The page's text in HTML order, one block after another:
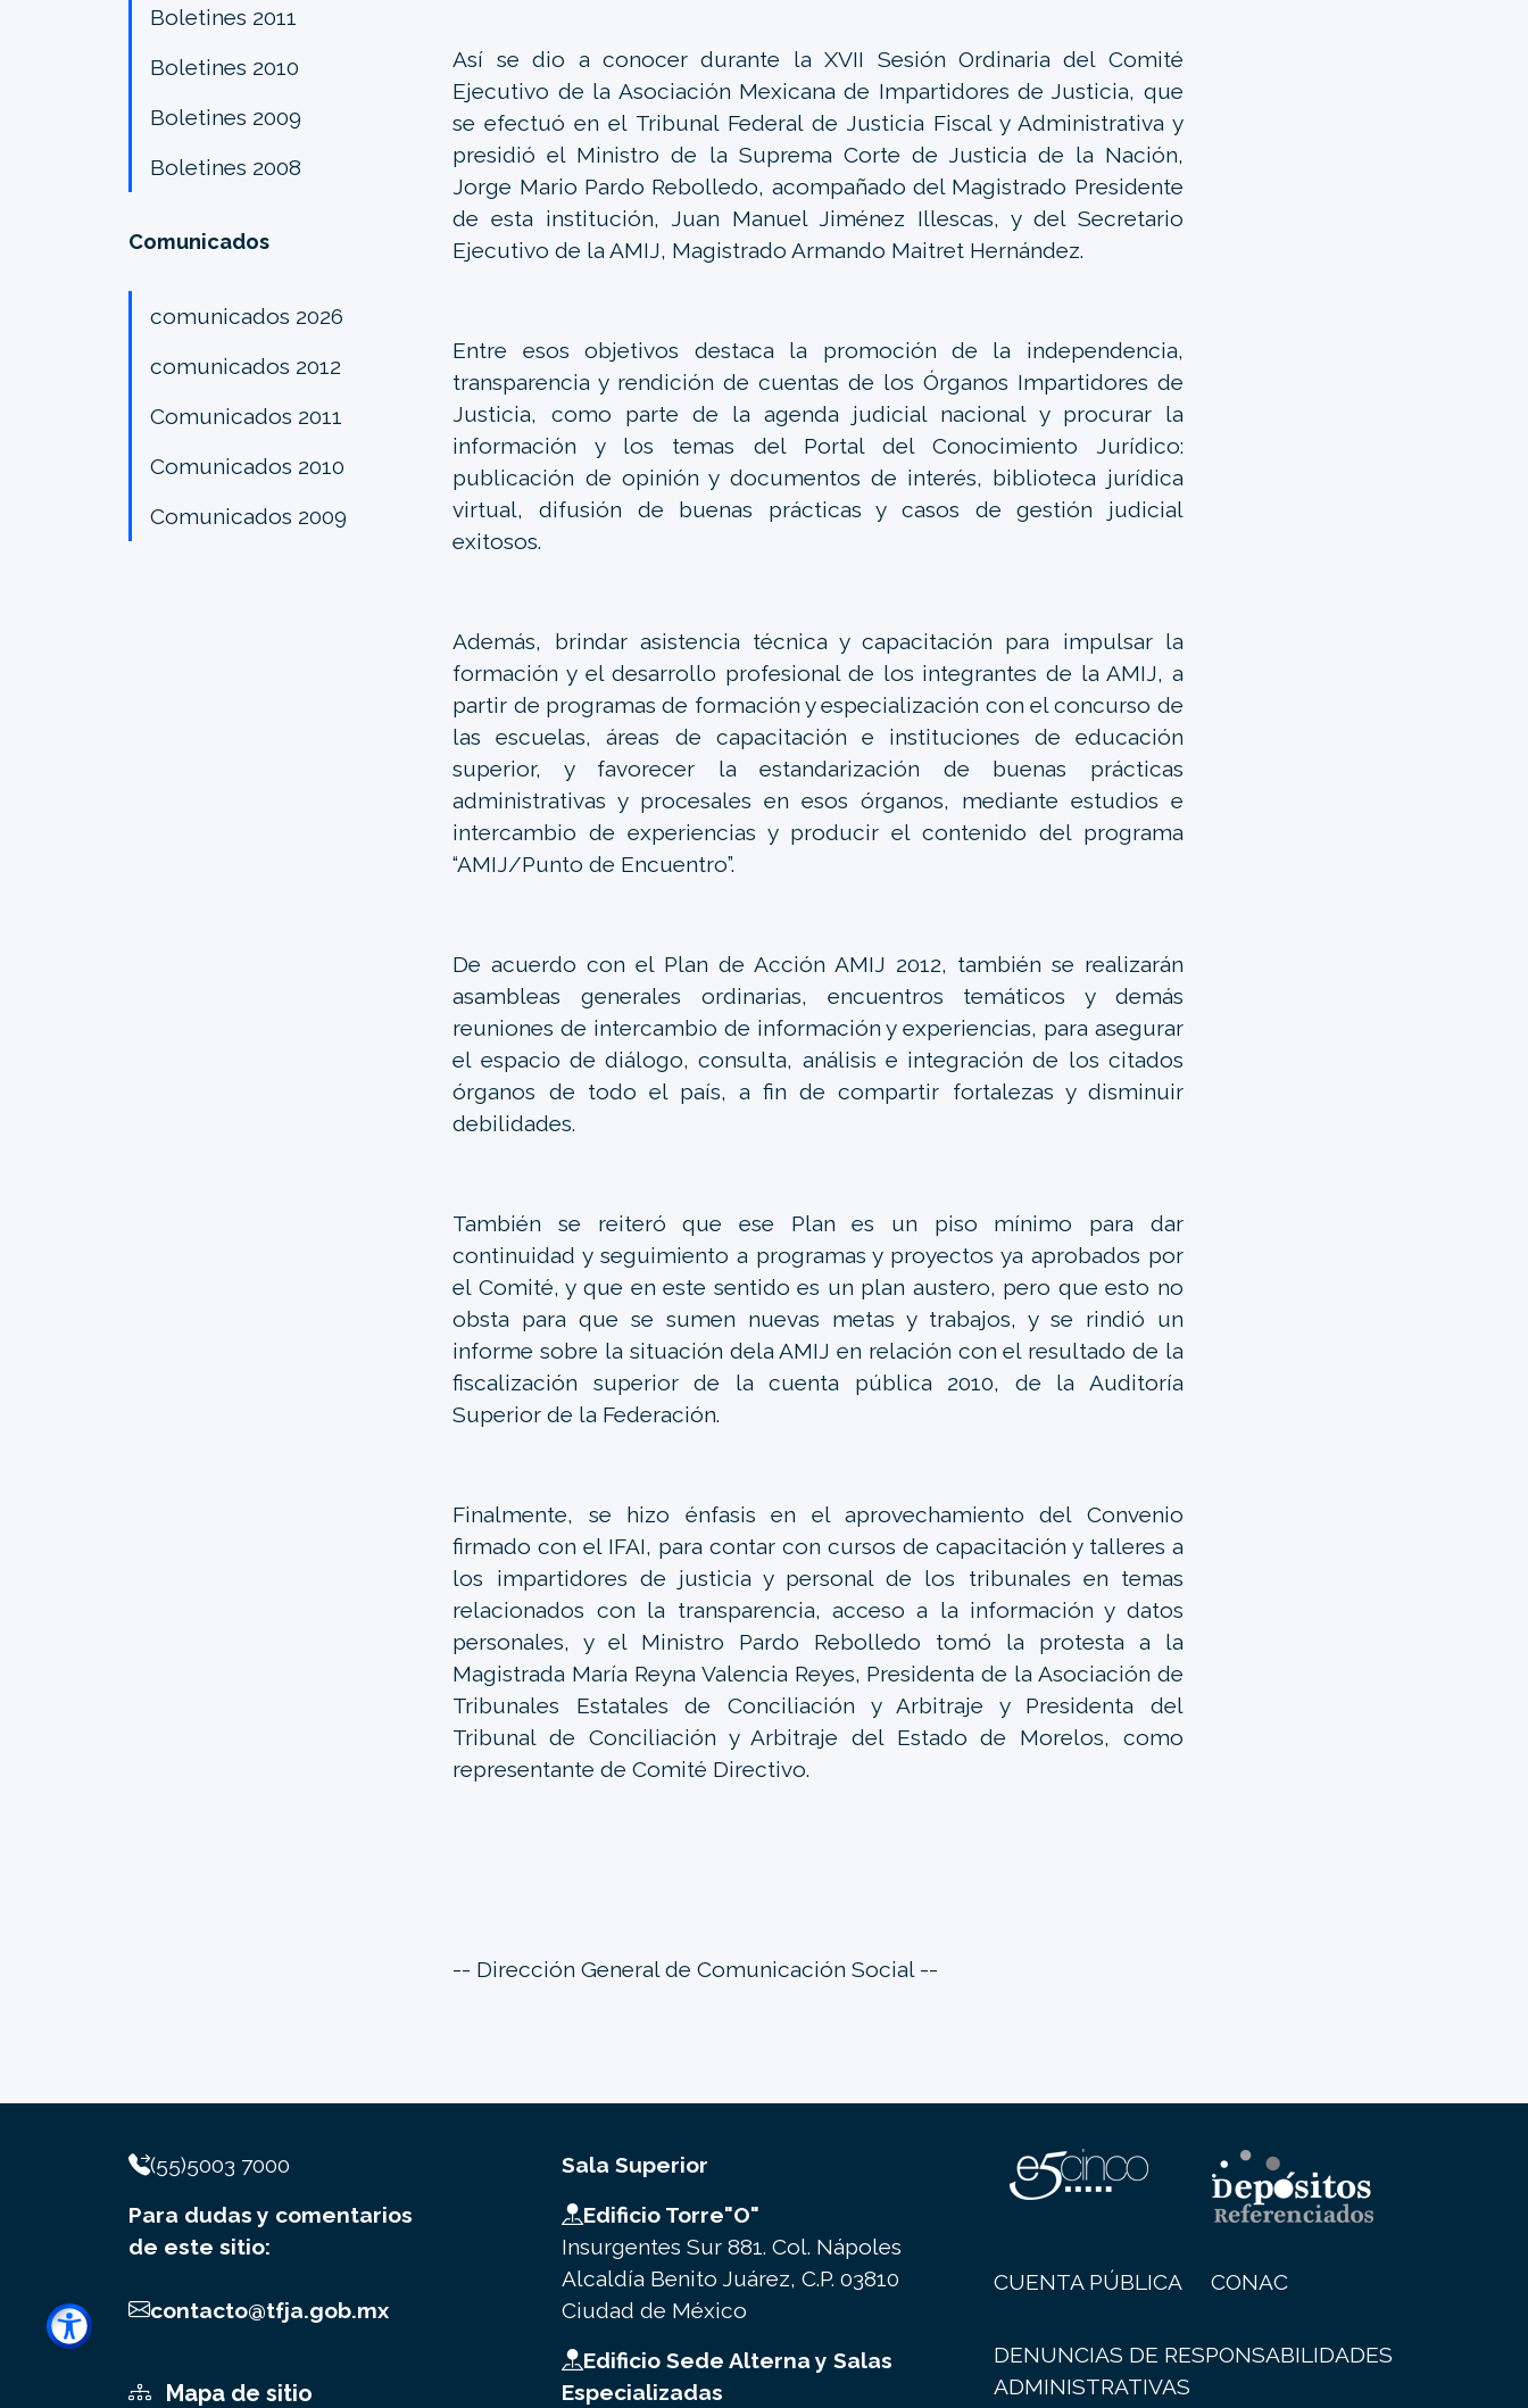
Boletines 2011
Boletines 2010
Boletines 2009
Boletines 2008
Comunicados
comunicados 2026
comunicados 2012
Comunicados 2011
Comunicados 2010
Comunicados 2009
Así se dio a conocer durante la XVII Sesión Ordinaria del Comité
Ejecutivo de la Asociación Mexicana de Impartidores de Justicia, que
se efectuó en el Tribunal Federal de Justicia Fiscal y Administrativa y
presidió el Ministro de la Suprema Corte de Justicia de la Nación,
Jorge Mario Pardo Rebolledo, acompañado del Magistrado Presidente
de esta institución, Juan Manuel Jiménez Illescas, y del Secretario
Ejecutivo de la AMIJ, Magistrado Armando Maitret Hernández.
Entre esos objetivos destaca la promoción de la independencia,
transparencia y rendición de cuentas de los Órganos Impartidores de
Justicia, como parte de la agenda judicial nacional y procurar la
información y los temas del Portal del Conocimiento Jurídico:
publicación de opinión y documentos de interés, biblioteca jurídica
virtual, difusión de buenas prácticas y casos de gestión judicial
exitosos.
Además, brindar asistencia técnica y capacitación para impulsar la
formación y el desarrollo profesional de los integrantes de la AMIJ, a
partir de programas de formación y especialización con el concurso de
las escuelas, áreas de capacitación e instituciones de educación
superior, y favorecer la estandarización de buenas prácticas
administrativas y procesales en esos órganos, mediante estudios e
intercambio de experiencias y producir el contenido del programa
“AMIJ/Punto de Encuentro”.
De acuerdo con el Plan de Acción AMIJ 2012, también se realizarán
asambleas generales ordinarias, encuentros temáticos y demás
reuniones de intercambio de información y experiencias, para asegurar
el espacio de diálogo, consulta, análisis e integración de los citados
órganos de todo el país, a fin de compartir fortalezas y disminuir
debilidades.
También se reiteró que ese Plan es un piso mínimo para dar
continuidad y seguimiento a programas y proyectos ya aprobados por
el Comité, y que en este sentido es un plan austero, pero que esto no
obsta para que se sumen nuevas metas y trabajos, y se rindió un
informe sobre la situación dela AMIJ en relación con el resultado de la
fiscalización superior de la cuenta pública 2010, de la Auditoría
Superior de la Federación.
Finalmente, se hizo énfasis en el aprovechamiento del Convenio
firmado con el IFAI, para contar con cursos de capacitación y talleres a
los impartidores de justicia y personal de los tribunales en temas
relacionados con la transparencia, acceso a la información y datos
personales, y el Ministro Pardo Rebolledo tomó la protesta a la
Magistrada María Reyna Valencia Reyes, Presidenta de la Asociación de
Tribunales Estatales de Conciliación y Arbitraje y Presidenta del
Tribunal de Conciliación y Arbitraje del Estado de Morelos, como
representante de Comité Directivo.
-- Dirección General de Comunicación Social --
(55)5003 7000
Para dudas y comentarios
de este sitio:
contacto@tfja.gob.mx
Mapa de sitio
Sala Superior
Edificio Torre"O"
Insurgentes Sur 881. Col. Nápoles
Alcaldía Benito Juárez, C.P. 03810
Ciudad de México
Edificio Sede Alterna y Salas
Especializadas
CUENTA PÚBLICA CONAC
DENUNCIAS DE RESPONSABILIDADES
ADMINISTRATIVAS